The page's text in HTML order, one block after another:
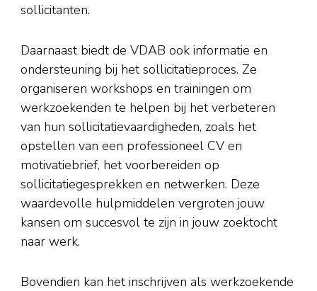
sollicitanten.
Daarnaast biedt de VDAB ook informatie en
ondersteuning bij het sollicitatieproces. Ze
organiseren workshops en trainingen om
werkzoekenden te helpen bij het verbeteren
van hun sollicitatievaardigheden, zoals het
opstellen van een professioneel CV en
motivatiebrief, het voorbereiden op
sollicitatiegesprekken en netwerken. Deze
waardevolle hulpmiddelen vergroten jouw
kansen om succesvol te zijn in jouw zoektocht
naar werk.
Bovendien kan het inschrijven als werkzoekende